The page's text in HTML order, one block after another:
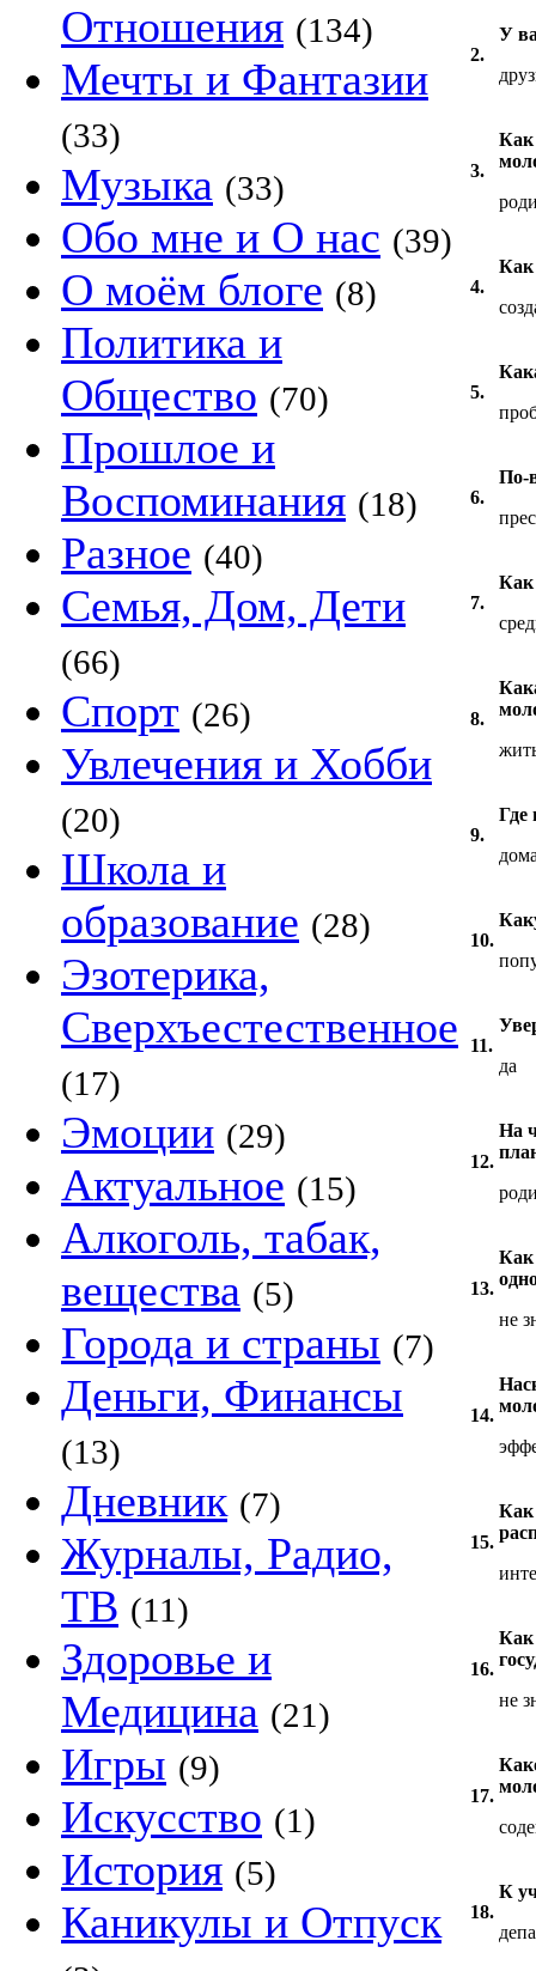
Отношения (134)
Мечты и Фантазии
(33)
Музыка (33)
Обо мне и О нас (39)
О моём блоге (8)
Политика и
Общество (70)
Прошлое и
Воспоминания (18)
Разное (40)
Семья, Дом, Дети
(66)
Спорт (26)
Увлечения и Хобби
(20)
Школа и
образование (28)
Эзотерика,
Сверхъестественное
(17)
Эмоции (29)
Актуальное (15)
Алкоголь, табак,
вещества (5)
Города и страны (7)
Деньги, Финансы
(13)
Дневник (7)
Журналы, Радио,
ТВ (11)
Здоровье и
Медицина (21)
Игры (9)
Искусство (1)
История (5)
Каникулы и Отпуск
2.
У
3.
Как
4.
Как
5.
6.
По-
7.
Как
8.
9.
Где
10.
11.
да
12.
На
13.
Как
не
14.
15.
Как
16.
Как
не
17.
18.
К